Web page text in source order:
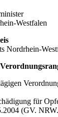
Westfalen
Nordrhein-
für
(GV.